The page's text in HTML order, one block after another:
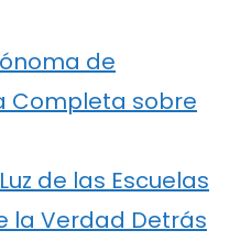
de
Completa sobre
de las Escuelas
la Verdad Detrás